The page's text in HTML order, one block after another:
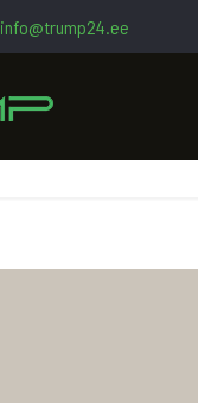
info@trump24.ee